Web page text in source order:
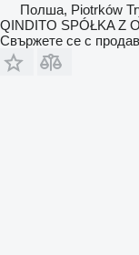
Полша, Piotrków
QINDITO SPÓŁKA Z
Свържете се с